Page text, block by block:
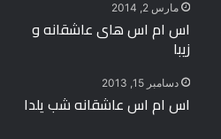
مارس 2, 2014
اس ام اس های عاشقانه و
زیبا
دسامبر 15, 2013
اس ام اس عاشقانه شب یلدا